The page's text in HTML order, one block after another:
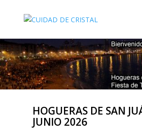
HOGUERAS DE SAN
JUNIO 2026